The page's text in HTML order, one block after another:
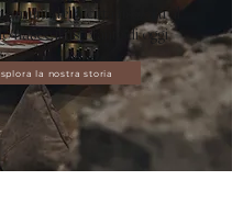
mura della città risalenti al
nasce il ristorante di oggi
la nostra storia